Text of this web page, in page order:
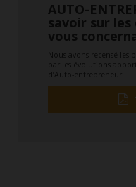
AUTO-
savoir sur les
vous
Nous avons recensé
par les évolutions
d’Auto-entrepreneur.